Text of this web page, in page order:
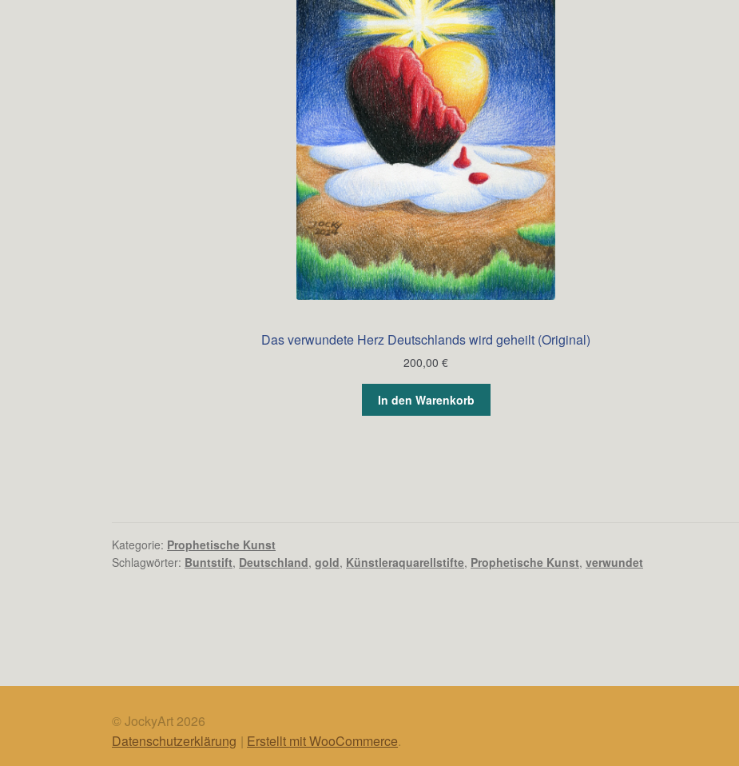
Das verwundete Herz Deutschlands wird geheilt (Original)
200,00€
In den Warenkorb
Kategorie: Prophetische Kunst
Schlagwörter: Buntstift, Deutschland,gold, Künstleraquarellstifte, Prophetische Kunst,verwundet
© JockyArt 2026
Datenschutzerklärung
Erstellt mit WooCommerce.